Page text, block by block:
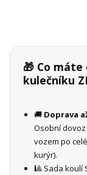
🎁 Co
kulečníku
🚚 Doprava
Osobní dovoz
vozem po
kurýr).
🎱 Sada koulí